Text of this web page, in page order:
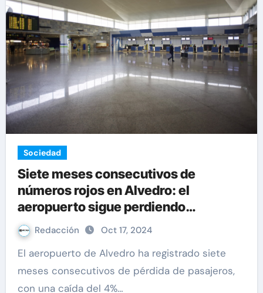
Sociedad
Siete meses consecutivos de
números rojos en Alvedro: el
aeropuerto sigue perdiendo
pasajeros
Redacción Oct 17, 2024
El aeropuerto de Alvedro ha registrado siete
meses consecutivos de pérdida de pasajeros,
con una caída del 4%…